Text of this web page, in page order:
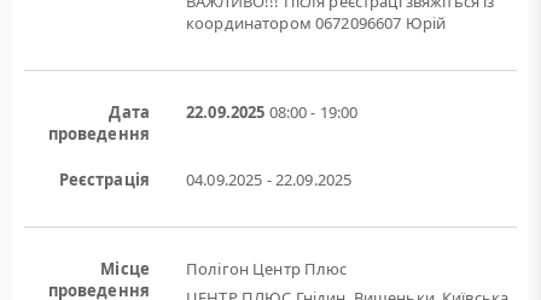
координатором 0672096607 Юрій
Дата
проведення
22.09.2025 08:00 - 19:00
Реєстрація 04.09.2025 - 22.09.2025
Місце
проведення
Полігон Центр Плюс